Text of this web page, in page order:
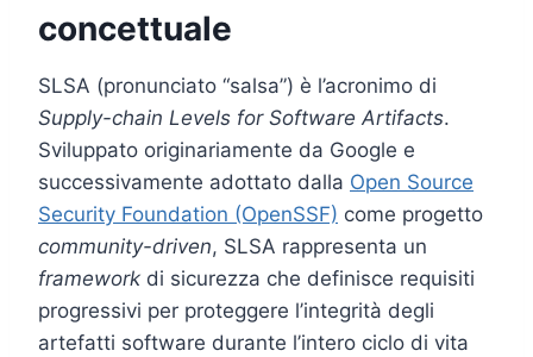
concettuale
SLSA (pronunciato “salsa”) è l’acronimo di
Supply-chain Levels for Software Artifacts.
Sviluppato originariamente da Google e
successivamente adottato dalla Open Source
Security Foundation (OpenSSF) come progetto
community-driven, SLSA rappresenta un
framework di sicurezza che definisce requisiti
progressivi per proteggere l’integrità degli
artefatti software durante l’intero ciclo di vita